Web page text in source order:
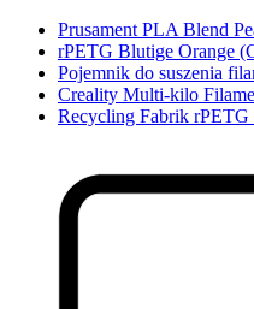
Prusament PLA Blend
rPETG Blutige Orange
Pojemnik do suszenia
Creality Multi-kilo
Recycling Fabrik rPETG